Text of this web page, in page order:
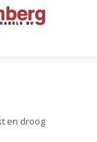
en droog